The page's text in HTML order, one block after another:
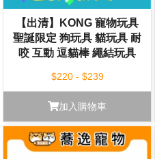
【出清】KONG 寵物玩具
聖誕限定 狗玩具 貓玩具 耐
咬 互動 逗貓棒 繩結玩具
$220 - $239
加入購物車